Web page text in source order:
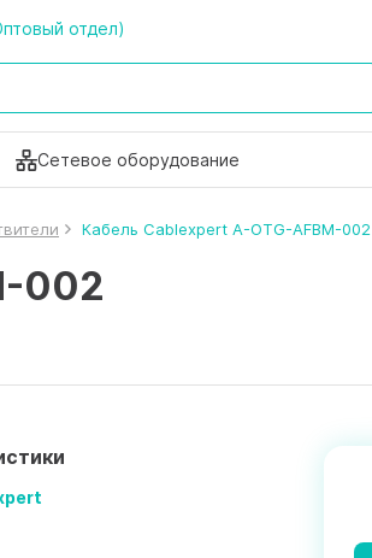
отдел)
Сетевое оборудование
Кабель Cablexpert A-OTG-AFBM-002
002